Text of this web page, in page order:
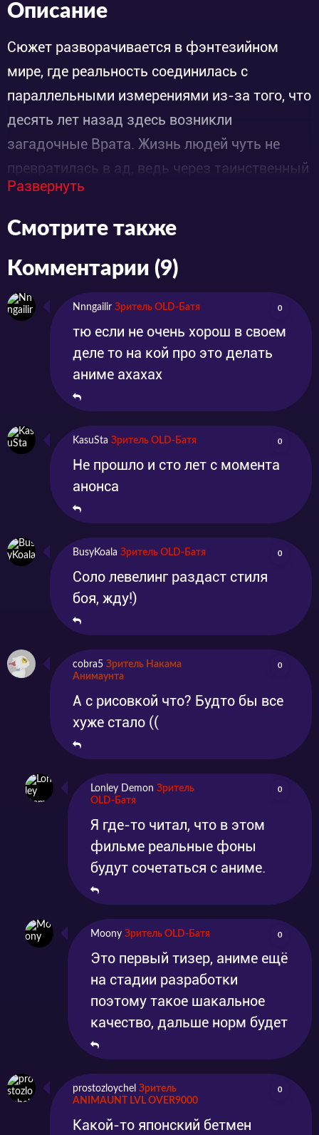
Описание
Сюжет разворачивается в фэнтезийном
мире, где реальность соединилась с
параллельными измерениями из-за того, что
десять лет назад здесь возникли
загадочные Врата. Жизнь людей чуть не
превратилась в ад, ведь через таинственный
Портал в города и сёла стали проникать
ужасные монстры, творящие невообразимые
бесчинства. К счастью для человечества,
избранные герои получили в Дар
экстраординарные способности, и теперь они
могут отражать нападения нечисти. Славная
Гильдия Охотников профессионально
уничтожает чудищ и разыскивает сокровища
в подземельях. Но главный герой аниме,
двадцатилетний Сон Джину даже не мечтал
ни о подвигах, ни о богатстве: он, слабейший
из слабейших, имел ничтожный ранг.
Экспедиция даже в самую безопасную
пещеру была для него крутым испытанием,
уникальную возможность увеличивать свою
силу. Теперь он – сильнейший воин и самый
успешный искатель сокровищ.
Развернуть
Смотрите также
Комментарии (9)
Nnngailir Зритель OLD-Батя 0
тю если не очень хорош в своем
деле то на кой про это делать
аниме ахахах
KasuSta Зритель OLD-Батя 0
Не прошло и сто лет с момента
анонса
BusyKoala Зритель OLD-Батя 0
Соло левелинг раздаст стиля
боя, жду!)
cobra5 Зритель Накама
Анимаунта
0
А с рисовкой что? Будто бы все
хуже стало ((
Lonley Demon Зритель
OLD-Батя
0
Я где-то читал, что в этом
фильме реальные фоны
будут сочетаться с аниме.
Moony Зритель OLD-Батя 0
Это первый тизер, аниме ещё
на стадии разработки
поэтому такое шакальное
качество, дальше норм будет
prostozloychel Зритель
ANIMAUNT LVL OVER9000
0
Какой-то японский бетмен